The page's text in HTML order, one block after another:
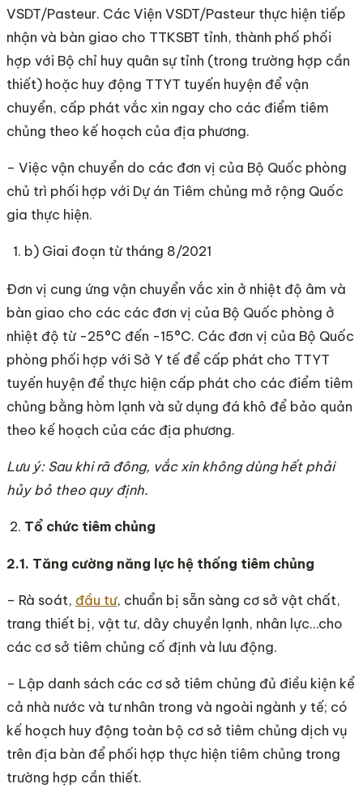
VSDT/Pasteur. Các Viện VSDT/Pasteur thực hiện tiếp
nhận và bàn giao cho TTKSBT tỉnh, thành phố phối
hợp với Bộ chỉ huy quân sự tỉnh (trong trường hợp cần
thiết) hoặc huy động TTYT tuyến huyện để vận
chuyển, cấp phát vắc xin ngay cho các điểm tiêm
chủng theo kế hoạch của địa phương.
– Việc vận chuyển do các đơn vị của Bộ Quốc phòng
chủ trì phối hợp với Dự án Tiêm chủng mở rộng Quốc
gia thực hiện.
b) Giai đoạn từ tháng 8/2021
Đơn vị cung ứng vận chuyển vắc xin ở nhiệt độ âm và
bàn giao cho các các đơn vị của Bộ Quốc phòng ở
nhiệt độ từ -25°C đến -15°C. Các đơn vị của Bộ Quốc
phòng phối hợp với Sở Y tế để cấp phát cho TTYT
tuyến huyện để thực hiện cấp phát cho các điểm tiêm
chủng bằng hòm lạnh và sử dụng đá khô để bảo quản
theo kế hoạch của các địa phương.
Lưu ý: Sau khi rã đông, vắc xin không dùng hết phải
hủy bỏ theo quy định.
Tổ chức tiêm chủng
2.1. Tăng cường năng lực hệ thống tiêm chủng
– Rà soát, đầu tư, chuẩn bị sẵn sàng cơ sở vật chất,
trang thiết bị, vật tư, dây chuyền lạnh, nhân lực…cho
các cơ sở tiêm chủng cố định và lưu động.
– Lập danh sách các cơ sở tiêm chủng đủ điều kiện kể
cả nhà nước và tư nhân trong và ngoài ngành y tế; có
kế hoạch huy động toàn bộ cơ sở tiêm chủng dịch vụ
trên địa bàn để phối hợp thực hiện tiêm chủng trong
trường hợp cần thiết.